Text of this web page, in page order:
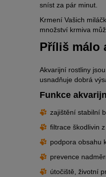
sníst za pár minut.
Krmení Vašich
množství krmiva
Příliš málo
Akvarijní rostliny
usnadňuje dobrá
Funkce
zajištění stabilní
filtrace škodlivin
podpora obsahu
prevence
útočiště, životní